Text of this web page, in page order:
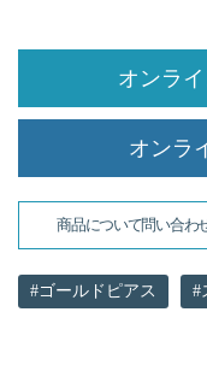
オンラ
オンラ
商品について問い合わ
ゴールドピアス